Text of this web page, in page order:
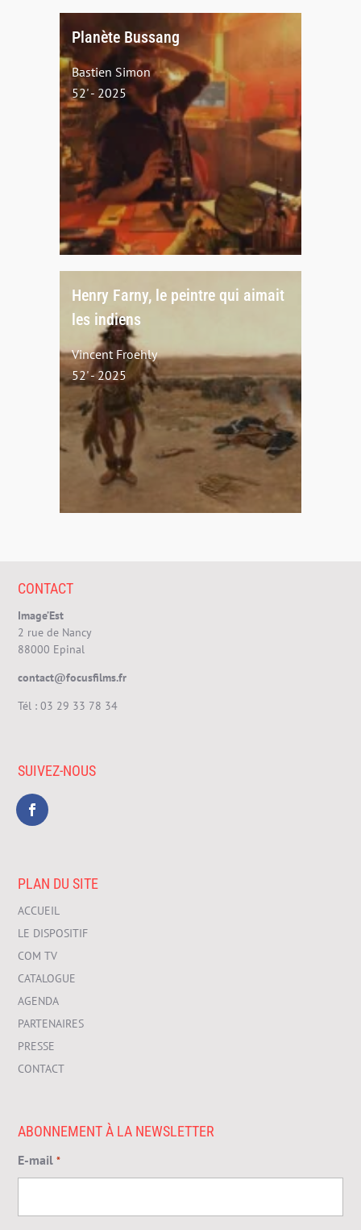
Planète Bussang
Bastien Simon
52' - 2025
Henry Farny, le peintre qui aimait
les indiens
Vincent Froehly
52' - 2025
CONTACT
Image’Est
2 rue de Nancy
88000 Epinal
contact@focusfilms.fr
Tél :03 29 33 78 34
SUIVEZ-NOUS
PLAN DU SITE
ACCUEIL
LE DISPOSITIF
COM TV
CATALOGUE
AGENDA
PARTENAIRES
PRESSE
CONTACT
ABONNEMENT À LA NEWSLETTER
E-mail *